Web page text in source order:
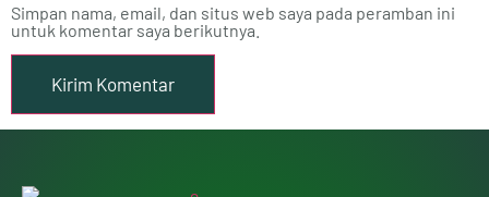
Simpan nama, email, dan situs web saya pada peramban ini
untuk komentar saya berikutnya.